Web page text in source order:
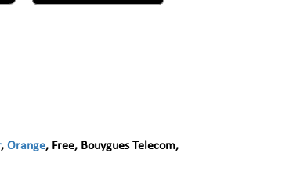
, Orange, Free, Bouygues Telecom,